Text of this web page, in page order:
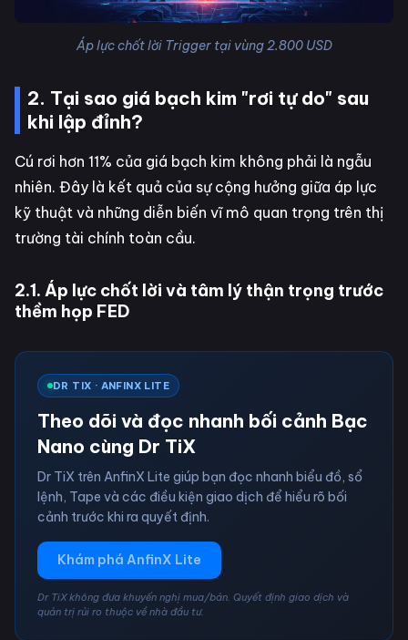
Áp lực chốt lời Trigger tại vùng 2.800 USD
2. Tại sao giá bạch kim "rơi tự do" sau
khi lập đỉnh?
Cú rơi hơn 11% của giá bạch kim không phải là ngẫu
nhiên. Đây là kết quả của sự cộng hưởng giữa áp lực
kỹ thuật và những diễn biến vĩ mô quan trọng trên thị
trường tài chính toàn cầu.
2.1. Áp lực chốt lời và tâm lý thận trọng trước
thềm họp FED
DR TIX · ANFINX LITE
Theo dõi và đọc nhanh bối cảnh Bạc
Nano cùng Dr TiX
Dr TiX trên AnfinX Lite giúp bạn đọc nhanh biểu đồ, sổ
lệnh, Tape và các điều kiện giao dịch để hiểu rõ bối
cảnh trước khi ra quyết định.
Khám phá AnfinX Lite
Dr TiX không đưa khuyến nghị mua/bán. Quyết định giao dịch và
quản trị rủi ro thuộc về nhà đầu tư.